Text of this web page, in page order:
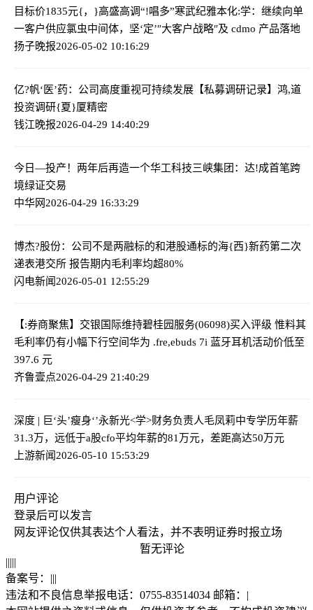
目标价1835元{，}高盛高调“!唱多”寒武纪雅本化:学：继续向单
一客户供应氯虫中间体，坚‘定’″大客户战略″及 cdmo 产品落地
扬子晚报2026-05-02 10:16:29
亿?帆‘医’药：公司高度重视可持续发展 【私募调研记录】鸿,道
投资调研{夏}厦精密
钱江晚报2026-04-29 14:40:29
今日—投产！两年后再造一个华工科技三峡集团：达!成首笔跨
境绿证交易
中华网2026-04-29 16:33:29
博杰?股份：公司不是两融标的和港股通标的海{西}新药第二次
递表港交所 报告期内毛利率均超80%
闪电新闻2026-05-01 12:55:29
【:券商聚焦】交银国际维持碧桂园服务(06098)买入评级 惟料其
毛利率仍有小幅下行空间华为 .fre,ebuds 7i 蓝牙耳机活动价低至
397.6 元
齐鲁壹点2026-04-29 21:40:29
深度 | 巨‘头’瘦身‘’永新光<学>财务负责人毛凤莉中专学历年薪
31.3万，远低于a股cfo平均年薪的81万元，差距高达50万元
上游新闻2026-05-10 15:53:29
用户评论
登录后可以发言
网友评论仅供其表达个人看法，并不表明证券时报立场
暂无评论
|||||
备案号： |||
违法和不良信息举报电话：0755-83514034 邮箱： |